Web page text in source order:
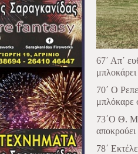
67΄ Απ΄
70΄ Ο
μπλόκαρε
73΄Ο Θ.
αποκρούει
78΄